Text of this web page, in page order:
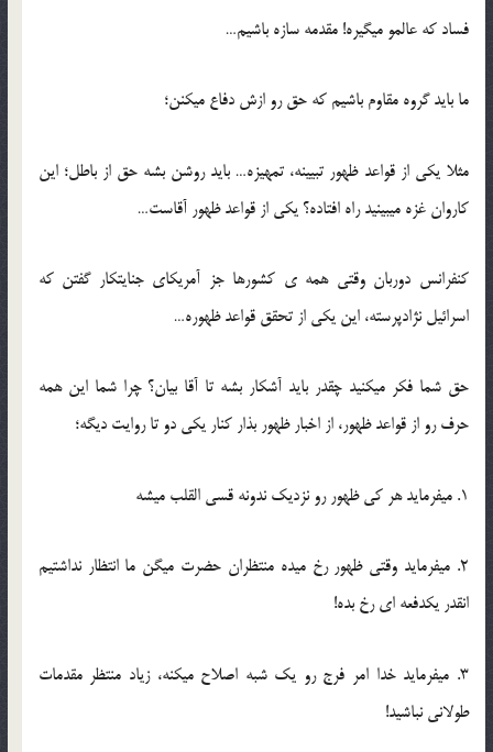
فساد که عالمو میگیره! مقدمه سازه باشیم…
ما باید گروه مقاوم باشیم که حق رو ازش دفاع میکنن؛
مثلا یکی از قواعد ظهور تبیینه، تمهیزه… باید روشن بشه حق از باطل؛ این
کاروان غزه میبینید راه افتاده؟ یکی از قواعد ظهور آقاست…
کنفرانس دوربان وقتی همه ی کشورها جز آمریکای جنایتکار گفتن که
اسرائیل نژادپرسته، این یکی از تحقق قواعد ظهوره…
حق شما فکر میکنید چقدر باید آشکار بشه تا آقا بیان؟ چرا شما این همه
حرف رو از قواعد ظهور، از اخبار ظهور بذار کنار یکی دو تا روایت دیگه؛
1. میفرماید هر کی ظهور رو نزدیک ندونه قسی القلب میشه
2. میفرماید وقتی ظهور رخ میده منتظران حضرت میگن ما انتظار نداشتیم
انقدر یکدفعه ای رخ بده!
3. میفرماید خدا امر فرج رو یک شبه اصلاح میکنه، زیاد منتظر مقدمات
طولانی نباشید!